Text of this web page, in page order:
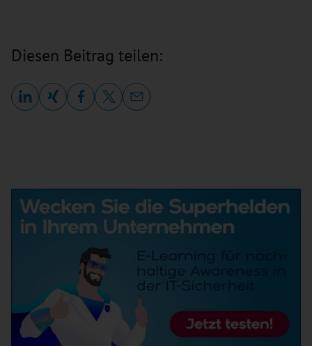
Diesen Beitrag teilen: